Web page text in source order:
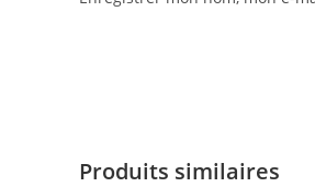
Produits similaires